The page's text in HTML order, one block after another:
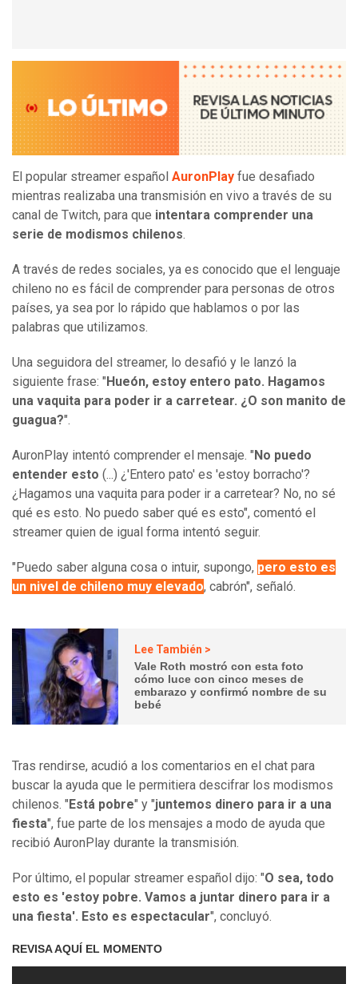
El popular streamer español AuronPlay fue desafiado
mientras realizaba una transmisión en vivo a través de su
canal de Twitch, para que intentara comprender una
serie de modismos chilenos.
A través de redes sociales, ya es conocido que el lenguaje
chileno no es fácil de comprender para personas de otros
países, ya sea por lo rápido que hablamos o por las
palabras que utilizamos.
Una seguidora del streamer, lo desafió y le lanzó la
siguiente frase: " Hueón, estoy entero pato. Hagamos
una vaquita para poder ir a carretear. ¿O son manito de
guagua?".
AuronPlay intentó comprender el mensaje. " No puedo
entender esto (...) ¿'Entero pato' es 'estoy borracho'?
¿Hagamos una vaquita para poder ir a carretear? No, no sé
qué es esto. No puedo saber qué es esto", comentó el
streamer quien de igual forma intentó seguir.
"Puedo saber alguna cosa o intuir, supongo, pero esto es
un nivel de chileno muy elevado, cabrón", señaló.
Lee También >
Vale Roth mostró con esta foto
cómo luce con cinco meses de
embarazo y confirmó nombre de su
bebé
Tras rendirse, acudió a los comentarios en el chat para
buscar la ayuda que le permitiera descifrar los modismos
chilenos. " Está pobre" y "juntemos dinero para ir a una
fiesta", fue parte de los mensajes a modo de ayuda que
recibió AuronPlay durante la transmisión.
Por último, el popular streamer español dijo: "O sea, todo
esto es 'estoy pobre. Vamos a juntar dinero para ir a
una fiesta'. Esto es espectacular", concluyó.
REVISA AQUÍ EL MOMENTO